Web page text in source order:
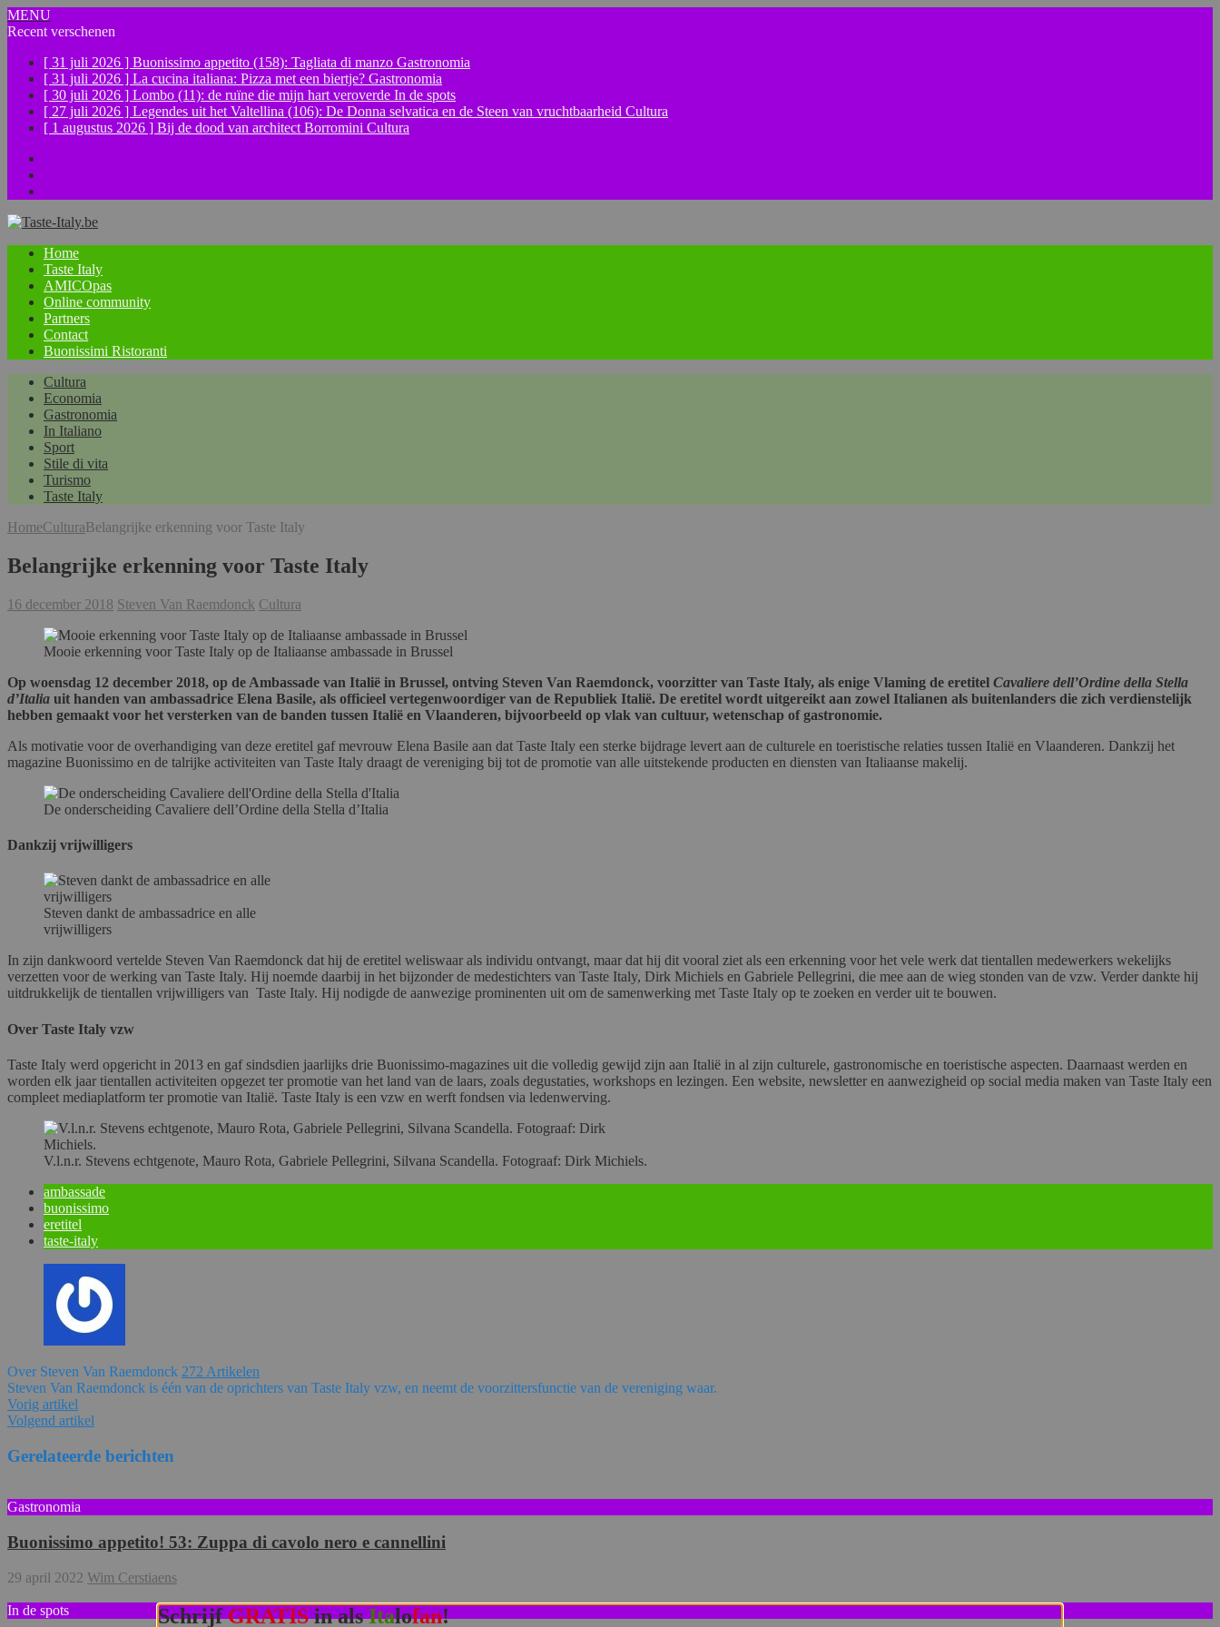
MENU
Recent verschenen
[ 31 juli 2026 ] Buonissimo appetito (158): Tagliata di manzo Gastronomia
[ 31 juli 2026 ] La cucina italiana: Pizza met een biertje? Gastronomia
[ 30 juli 2026 ] Lombo (11): de ruïne die mijn hart veroverde In de spots
[ 27 juli 2026 ] Legendes uit het Valtellina (106): De Donna selvatica en de Steen van vruchtbaarheid Cultura
[ 1 augustus 2026 ] Bij de dood van architect Borromini Cultura
Home
Taste Italy
AMICOpas
Online community
Partners
Contact
Buonissimi Ristoranti
Cultura
Economia
Gastronomia
In Italiano
Sport
Stile di vita
Turismo
Taste Italy
HomeCulturaBelangrijke erkenning voor Taste Italy
Belangrijke erkenning voor Taste Italy
16 december 2018 Steven Van Raemdonck Cultura
Mooie erkenning voor Taste Italy op de Italiaanse ambassade in Brussel
Op woensdag 12 december 2018, op de Ambassade van Italië in Brussel, ontving Steven Van Raemdonck, voorzitter van Taste Italy, als enige Vlaming de eretitel Cavaliere dell’Ordine della Stella
d’Italia uit handen van ambassadrice Elena Basile, als officieel vertegenwoordiger van de Republiek Italië. De eretitel wordt uitgereikt aan zowel Italianen als buitenlanders die zich verdienstelijk
hebben gemaakt voor het versterken van de banden tussen Italië en Vlaanderen, bijvoorbeeld op vlak van cultuur, wetenschap of gastronomie.
Als motivatie voor de overhandiging van deze eretitel gaf mevrouw Elena Basile aan dat Taste Italy een sterke bijdrage levert aan de culturele en toeristische relaties tussen Italië en Vlaanderen. Dankzij het
magazine Buonissimo en de talrijke activiteiten van Taste Italy draagt de vereniging bij tot de promotie van alle uitstekende producten en diensten van Italiaanse makelij.
De onderscheiding Cavaliere dell’Ordine della Stella d’Italia
Dankzij vrijwilligers
Steven dankt de ambassadrice en alle
vrijwilligers
In zijn dankwoord vertelde Steven Van Raemdonck dat hij de eretitel weliswaar als individu ontvangt, maar dat hij dit vooral ziet als een erkenning voor het vele werk dat tientallen medewerkers wekelijks
verzetten voor de werking van Taste Italy. Hij noemde daarbij in het bijzonder de medestichters van Taste Italy, Dirk Michiels en Gabriele Pellegrini, die mee aan de wieg stonden van de vzw. Verder dankte hij
uitdrukkelijk de tientallen vrijwilligers van Taste Italy. Hij nodigde de aanwezige prominenten uit om de samenwerking met Taste Italy op te zoeken en verder uit te bouwen.
Over Taste Italy vzw
Taste Italy werd opgericht in 2013 en gaf sindsdien jaarlijks drie Buonissimo-magazines uit die volledig gewijd zijn aan Italië in al zijn culturele, gastronomische en toeristische aspecten. Daarnaast werden en
worden elk jaar tientallen activiteiten opgezet ter promotie van het land van de laars, zoals degustaties, workshops en lezingen. Een website, newsletter en aanwezigheid op social media maken van Taste Italy een
compleet mediaplatform ter promotie van Italië. Taste Italy is een vzw en werft fondsen via ledenwerving.
V.l.n.r. Stevens echtgenote, Mauro Rota, Gabriele Pellegrini, Silvana Scandella. Fotograaf: Dirk Michiels.
ambassade
buonissimo
eretitel
taste-italy
Over Steven Van Raemdonck 272 Artikelen
Steven Van Raemdonck is één van de oprichters van Taste Italy vzw, en neemt de voorzittersfunctie van de vereniging waar.
Vorig artikel
Volgend artikel
Gerelateerde berichten
Gastronomia
Buonissimo appetito! 53: Zuppa di cavolo nero e cannellini
29 april 2022 Wim Cerstiaens
In de spots SchrijfGRATISin alsItalofan!